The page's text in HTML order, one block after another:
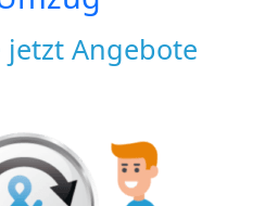
jetzt Angebote